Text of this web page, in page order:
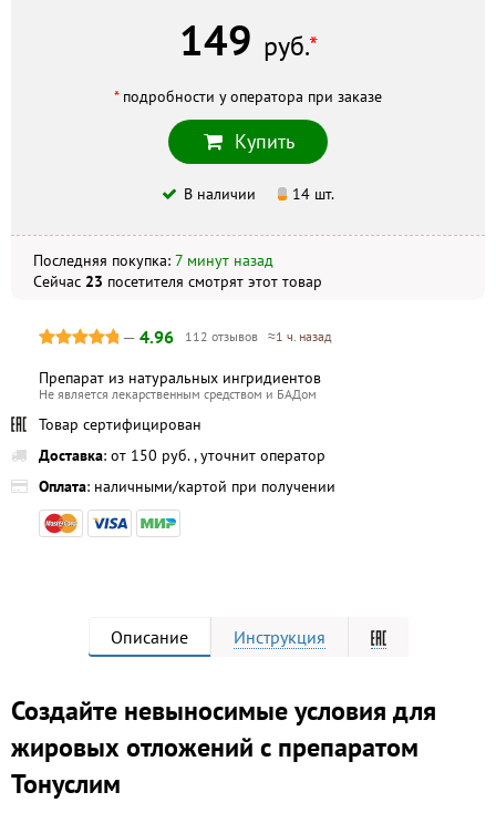
г. Калининград, ул. Юрия Гагарина, 7, +7 (4012) 344–377
Формула Здоровья
г. Калининград, Ленинский проспект, 63-67, +7 (4012) 777–003
заказа на сайте.
Не является публичной офертой. Комплектация и
внешний вид могут отличаться, в зависимости от партии.
149 руб.*
*подробности у оператора при заказе
Купить
В наличии 14 шт.
Последняя покупка: 7 минут назад
Сейчас 23 посетителя смотрят этот товар
— 4.96 112 отзывов ≈1 ч. назад
Препарат из натуральных ингридиентов
Не является лекарственным средством и БАДом
Товар сертифицирован
Доставка: от 150 руб. , уточнит оператор
Оплата: наличными/картой при получении
Описание Инструкция
Создайте невыносимые условия для
жировых отложений с препаратом
Тонуслим